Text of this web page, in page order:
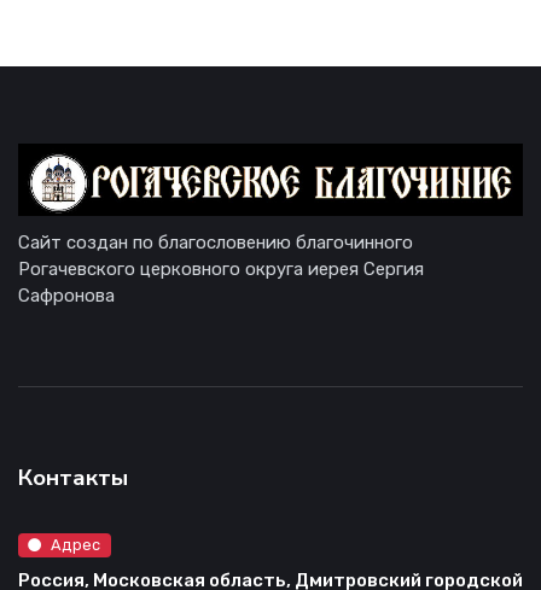
Сайт создан по благословению благочинного
Рогачевского церковного округа иерея Сергия
Сафронова
Контакты
Адрес
Россия, Московская область, Дмитровский городской